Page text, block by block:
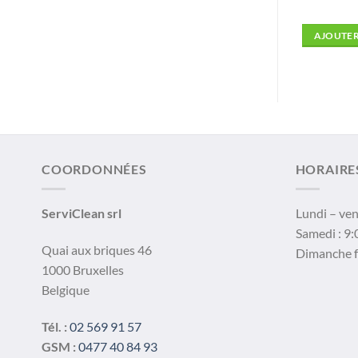
options
choisies
la
page
COORDONNÉES
ServiClean srl
Quai aux briques 46
1000 Bruxelles
Belgique
Tél. : 02 569 91 57
GSM : 0477 40 84 93
Lundi –
Samedi :
Dimanche